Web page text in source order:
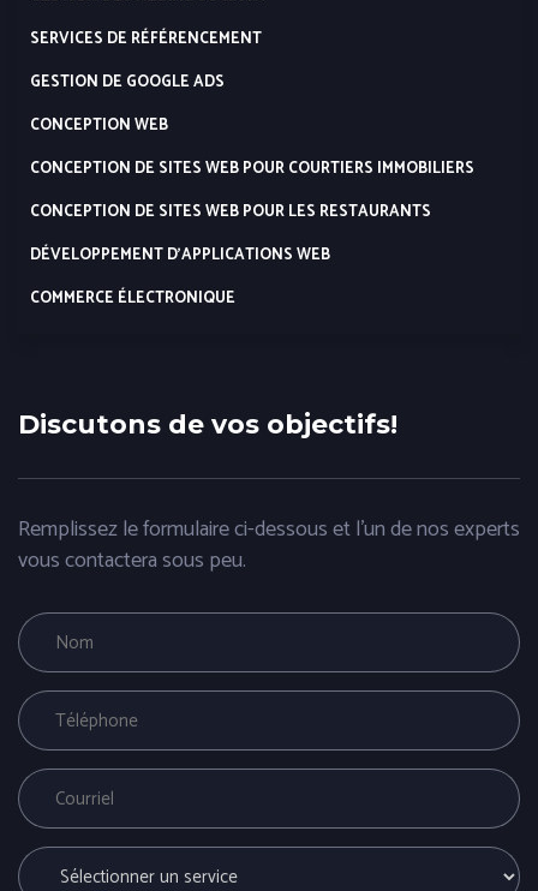
SERVICES DE RÉFÉRENCEMENT
GESTION DE GOOGLE ADS
CONCEPTION WEB
CONCEPTION DE SITES WEB POUR COURTIERS IMMOBILIERS
CONCEPTION DE SITES WEB POUR LES RESTAURANTS
DÉVELOPPEMENT D’APPLICATIONS WEB
COMMERCE ÉLECTRONIQUE
Discutons de vos objectifs!
Remplissez le formulaire ci-dessous et l'un de nos experts
vous contactera sous peu.